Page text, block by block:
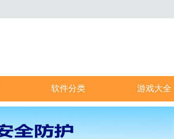
软件分类 游戏大全